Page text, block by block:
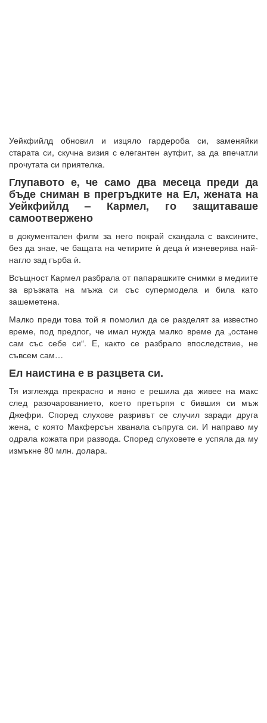
Уейкфийлд обновил и изцяло гардероба си, заменяйки
старата си, скучна визия с елегантен аутфит, за да впечатли
прочутата си приятелка.
Глупавото е, че само два месеца преди да
бъде сниман в прегръдките на Ел, жената на
Уейкфийлд – Кармел, го защитаваше
самоотвержено
в документален филм за него покрай скандала с ваксините,
без да знае, че бащата на четирите ѝ деца ѝ изневерява най-
нагло зад гърба ѝ.
Всъщност Кармел разбрала от папарашките снимки в медиите
за връзката на мъжа си със супермодела и била като
зашеметена.
Малко преди това той я помолил да се разделят за известно
време, под предлог, че имал нужда малко време да „остане
сам със себе си“. Е, както се разбрало впоследствие, не
съвсем сам…
Ел наистина е в разцвета си.
Тя изглежда прекрасно и явно е решила да живее на макс
след разочарованието, което претърпя с бившия си мъж
Джефри. Според слухове разривът се случил заради друга
жена, с която Макферсън хванала съпруга си. И направо му
одрала кожата при развода. Според слуховете е успяла да му
измъкне 80 млн. долара.